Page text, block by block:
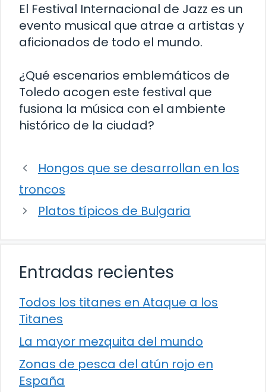
El Festival Internacional de Jazz es un
evento musical que atrae a artistas y
aficionados de todo el mundo.
¿Qué escenarios emblemáticos de
Toledo acogen este festival que
fusiona la música con el ambiente
histórico de la ciudad?
Hongos que se desarrollan en los
troncos
Platos típicos de Bulgaria
Entradas recientes
Todos los titanes en Ataque a los
Titanes
La mayor mezquita del mundo
Zonas de pesca del atún rojo en
España